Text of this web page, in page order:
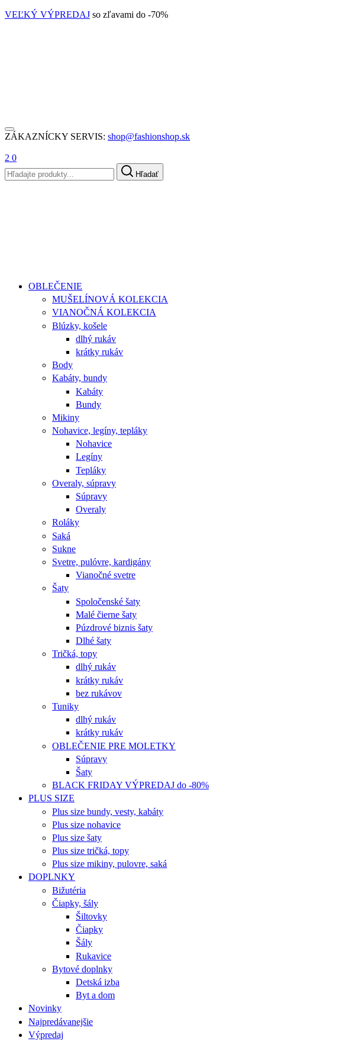
VEĽKÝ VÝPREDAJ so zľavami do -70%
ZÁKAZNÍCKY SERVIS: shop@fashionshop.sk
2 0
Hľadať
OBLEČENIE
MUŠELÍNOVÁ KOLEKCIA
VIANOČNÁ KOLEKCIA
Blúzky, košele
dlhý rukáv
krátky rukáv
Body
Kabáty, bundy
Kabáty
Bundy
Mikiny
Nohavice, legíny, tepláky
Nohavice
Legíny
Tepláky
Overaly, súpravy
Súpravy
Overaly
Roláky
Saká
Sukne
Svetre, pulóvre, kardigány
Vianočné svetre
Šaty
Spoločenské šaty
Malé čierne šaty
Púzdrové biznis šaty
Dlhé šaty
Tričká, topy
dlhý rukáv
krátky rukáv
bez rukávov
Tuniky
dlhý rukáv
krátky rukáv
OBLEČENIE PRE MOLETKY
Súpravy
Šaty
BLACK FRIDAY VÝPREDAJ do -80%
PLUS SIZE
Plus size bundy, vesty, kabáty
Plus size nohavice
Plus size šaty
Plus size tričká, topy
Plus size mikiny, pulovre, saká
DOPLNKY
Bižutéria
Čiapky, šály
Šiltovky
Čiapky
Šály
Rukavice
Bytové doplnky
Detská izba
Byt a dom
Novinky
Najpredávanejšie
Výpredaj